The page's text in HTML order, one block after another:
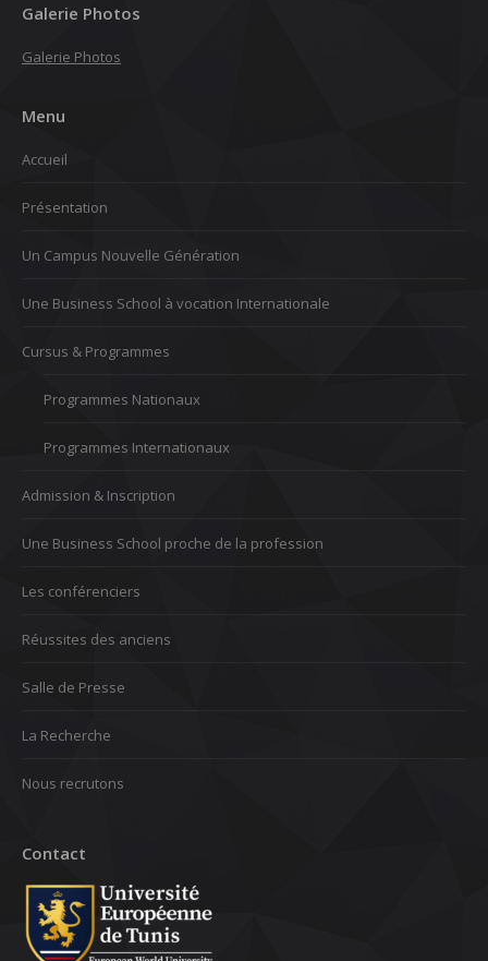
Galerie Photos
Galerie Photos
Menu
Accueil
Présentation
Un Campus Nouvelle Génération
Une Business School à vocation Internationale
Cursus & Programmes
Programmes Nationaux
Programmes Internationaux
Admission & Inscription
Une Business School proche de la profession
Les conférenciers
Réussites des anciens
Salle de Presse
La Recherche
Nous recrutons
Contact